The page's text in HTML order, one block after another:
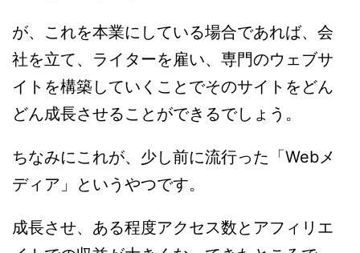
が、これを本業にしている場合であれば、会
社を立て、ライターを雇い、専門のウェブサ
イトを構築していくことでそのサイトをどん
どん成長させることができるでしょう。
ちなみにこれが、少し前に流行った「Webメ
ディア」というやつです。
成長させ、ある程度アクセス数とアフィリエ